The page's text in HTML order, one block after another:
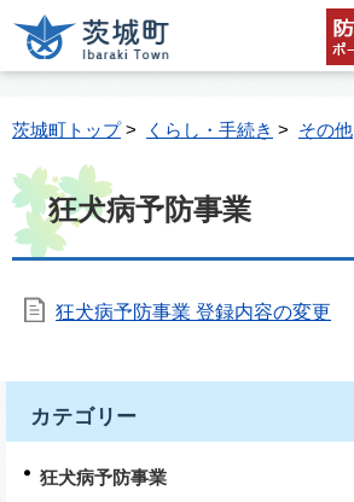
茨城町トップ> くらし・手続き > その他
狂犬病予防事業
狂犬病予防事業 登録内容の変更
カテゴリー
狂犬病予防事業